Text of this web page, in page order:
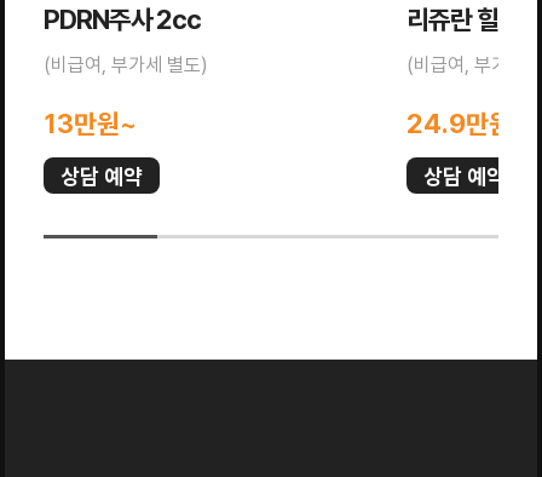
PDRN주사 2cc
(비급여, 부가세 별도)
13만원~
상담 예약
리쥬란 힐러
(비급여, 부가세
24.9만원~
상담 예약